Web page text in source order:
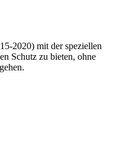
2020) mit der speziellen
Schutz zu bieten, ohne